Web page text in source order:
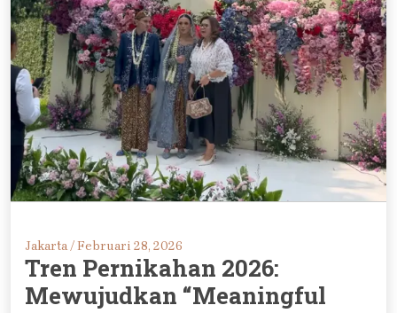
Jakarta /Februari 28, 2026
Tren Pernikahan 2026:
Mewujudkan “Meaningful